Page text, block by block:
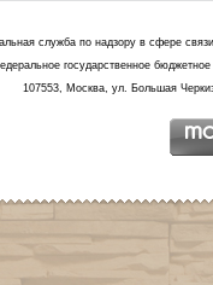
служба по надзору в сфере
государственное
107553, Москва, ул. Большая